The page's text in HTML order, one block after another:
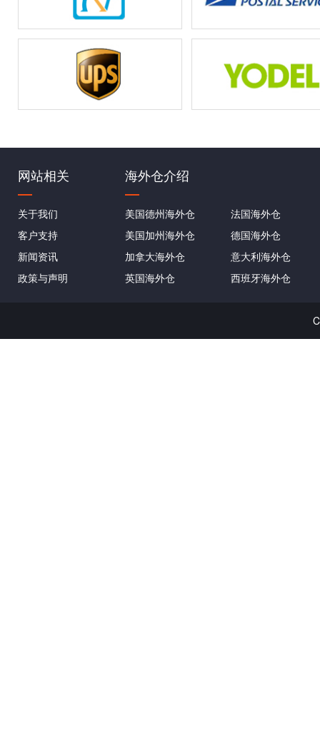
网站相关
关于我们
客户支持
新闻资讯
政策与声明
海外仓介绍
美国德州海外仓
美国加州海外仓
加拿大海外仓
英国海外仓
法国海外仓
德国海外仓
意大利海外仓
西班牙海外仓